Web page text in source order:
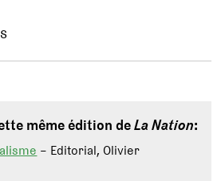
même édition deLa Nation:
– Editorial, Olivier